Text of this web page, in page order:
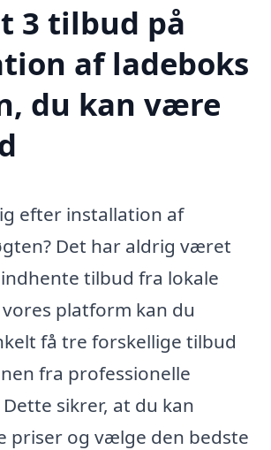
3 tilbud på
af ladeboks
du kan være
efter installation af
Det har aldrig været
tilbud fra lokale
platform kan du
få tre forskellige tilbud
fra professionelle
sikrer, at du kan
priser og vælge den bedste